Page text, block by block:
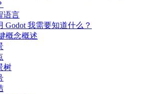
语言
Godot 我需要知道什么？
概念概述
树